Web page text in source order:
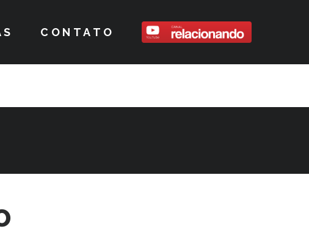
CONTATO